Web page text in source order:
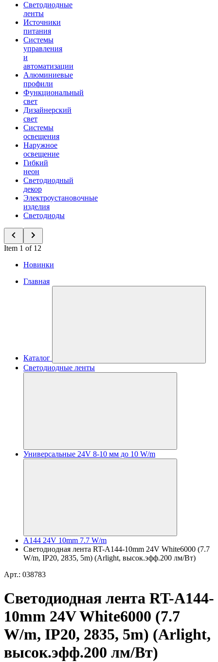
Светодиодные
ленты
Источники
питания
Системы
управления
и
автоматизации
Алюминиевые
профили
Функциональный
свет
Дизайнерский
свет
Системы
освещения
Наружное
освещение
Гибкий
неон
Светодиодный
декор
Электроустановочные
изделия
Светодиоды
Item 1 of 12
Новинки
Главная
Каталог
Светодиодные ленты
Универсальные 24V 8-10 мм до 10 W/m
A144 24V 10mm 7.7 W/m
Светодиодная лента RT-A144-10mm 24V White6000 (7.7
W/m, IP20, 2835, 5m) (Arlight, высок.эфф.200 лм/Вт)
Арт.: 038783
Светодиодная лента RT-A144-
10mm 24V White6000 (7.7
W/m, IP20, 2835, 5m) (Arlight,
высок.эфф.200 лм/Вт)